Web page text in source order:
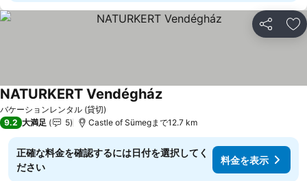
シェア お
バケーションレンタル (貸切)
NATURKERT Vendégház
9.2 大満足 5 Castle of Sümegまで12.7 km
正確な料金を確認するには日付を選択してく
ださい
料金を表示